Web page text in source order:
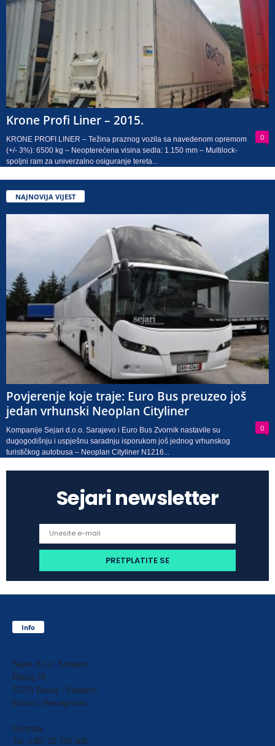
Krone Profi Liner – 2015.
0
KRONE PROFI LINER – Težina praznog vozila sa navedenom opremom
(+/- 3%): 6500 kg – Neopterećena visina sedla: 1.150 mm – Multilock-
spoljni ram za univerzalno osiguranje tereta...
NAJNOVIJA VIJEST
Povjerenje koje traje: Euro Bus preuzeo još
jedan vrhunski Neoplan Cityliner
0
Kompanije Sejari d.o.o. Sarajevo i Euro Bus Zvornik nastavile su
dugogodišnju i uspješnu saradnju isporukom još jednog vrhunskog
turističkog autobusa – Neoplan Cityliner N1216...
Sejari newsletter
Info
Sejari d.o.o. Sarajevo
Blažuj 78,
71215 Blažuj - Sarajevo
Bosna i Hercegovina
Centrala:
Tel: +387 33 770 300